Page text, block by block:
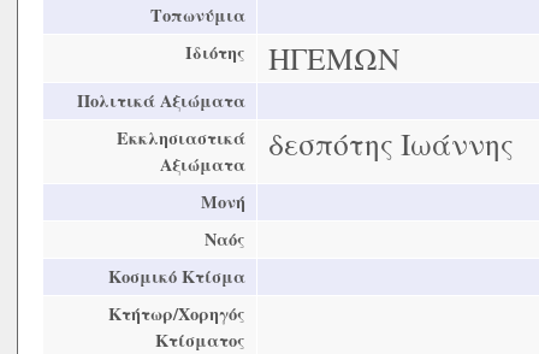
Τοπωνύμια
Ιδιότης
ΗΓΕΜΩΝ
Πολιτικά Αξιώματα
Εκκλησιαστικά
Αξιώματα
δεσπότης Ιωάννης
Μονή
Ναός
Κοσμικό Κτίσμα
Κτήτωρ/Χορηγός
Κτίσματος